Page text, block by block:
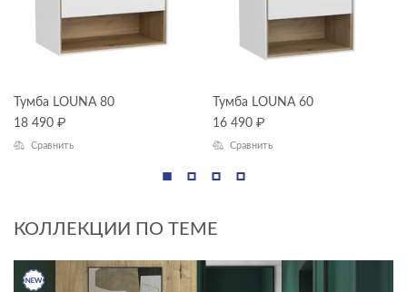
Тумба LOUNA 80
18 490 ₽
Сравнить
Тумба LOUNA 60
16 490 ₽
Сравнить
КОЛЛЕКЦИИ ПО ТЕМЕ